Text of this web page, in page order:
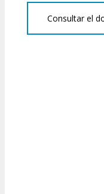
Consultar el